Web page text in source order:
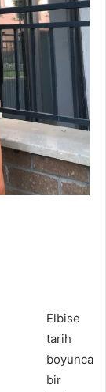
Elbise
tarih
boyunca
bir